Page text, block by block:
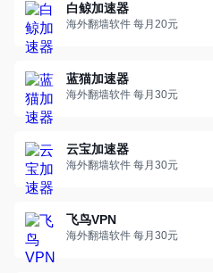
白鲸加速器
海外翻墙软件 每月20元
蓝猫加速器
海外翻墙软件 每月30元
云宝加速器
海外翻墙软件 每月30元
飞鸟VPN
海外翻墙软件 每月30元